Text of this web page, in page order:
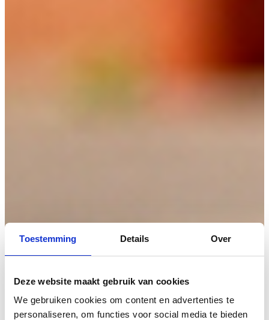
Toestemming Details Over
Deze website maakt gebruik van cookies
We gebruiken cookies om content en advertenties te
personaliseren, om functies voor social media te bieden